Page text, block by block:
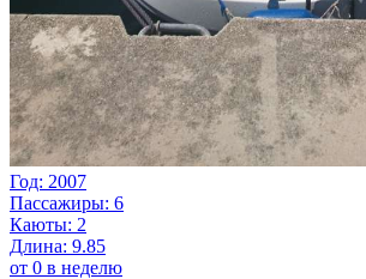
Год: 2007
Пассажиры: 6
Каюты: 2
Длина: 9.85
от 0 в неделю